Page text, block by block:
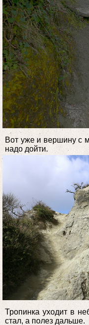
Вот уже и вершину с
надо дойти.
Тропинка уходит в
стал, а полез дальше.